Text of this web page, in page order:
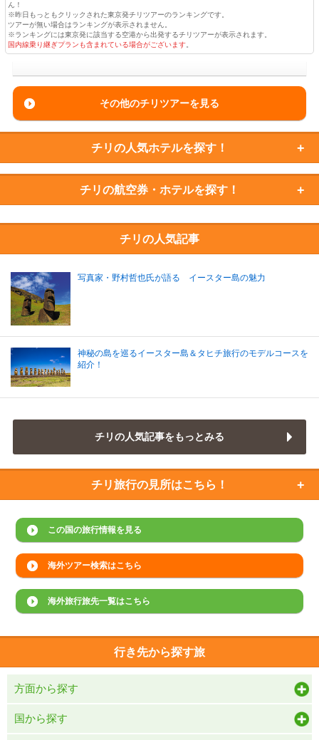
ん！
※昨日もっともクリックされた東京発チリツアーのランキングです。
ツアーが無い場合はランキングが表示されません。
※ランキングには東京発に該当する空港から出発するチリツアーが表示されます。
国内線乗り継ぎプランも含まれている場合がございます。
その他のチリツアーを見る
チリの人気ホテルを探す！
チリの航空券・ホテルを探す！
チリの人気記事
写真家・野村哲也氏が語る イースター島の魅力
神秘の島を巡るイースター島＆タヒチ旅行のモデルコースを
紹介！
チリの人気記事をもっとみる
チリ旅行の見所はこちら！
この国の旅行情報を見る
海外ツアー検索はこちら
海外旅行旅先一覧はこちら
行き先から探す旅
方面から探す
国から探す